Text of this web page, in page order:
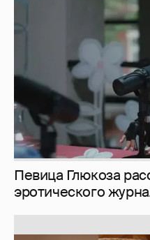
Певица Глюкоза
эротического